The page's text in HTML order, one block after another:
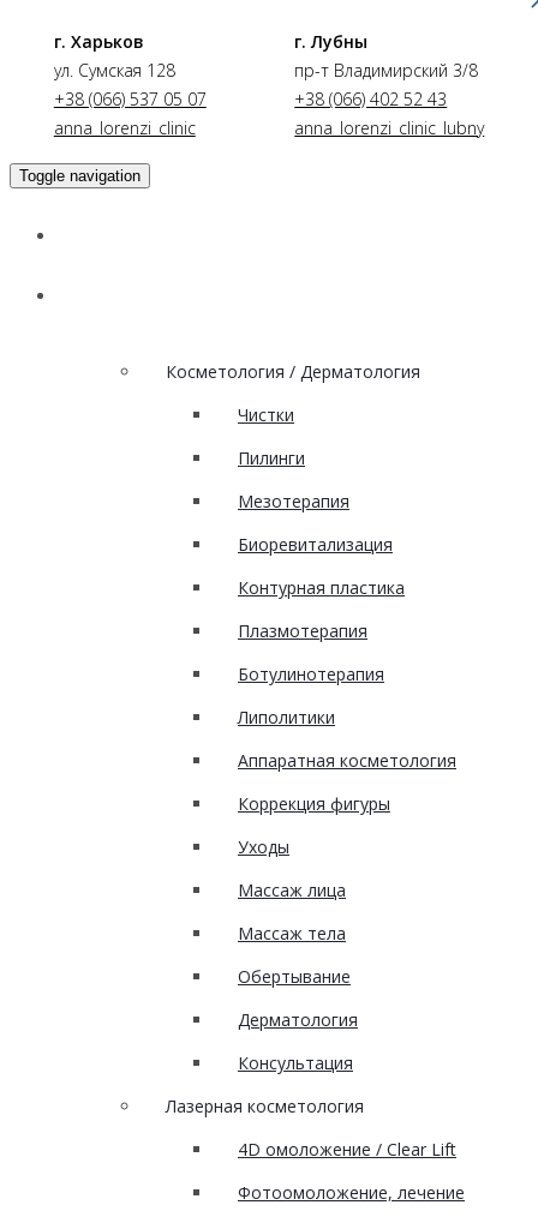
г. Харьков
ул. Сумская 128
+38 (066) 537 05 07
anna_lorenzi_clinic
г. Лубны
пр-т Владимирский 3/8
+38 (066) 402 52 43
anna_lorenzi_clinic_lubny
Toggle navigation
Косметология / Дерматология
Чистки
Пилинги
Мезотерапия
Биоревитализация
Контурная пластика
Плазмотерапия
Ботулинотерапия
Липолитики
Аппаратная косметология
Коррекция фигуры
Уходы
Массаж лица
Массаж тела
Обертывание
Дерматология
Консультация
Лазерная косметология
4D омоложение / Clear Lift
Фотоомоложение, лечение